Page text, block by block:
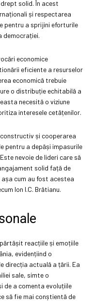
solid. În acest
și respectarea
pentru a sprijini eforturile
democrației.
economice
eficiente a resurselor
economică trebuie
o distribuție echitabilă a
necesită o viziune
interesele cetățenilor.
și cooperarea
pentru a depăși impasurile
nevoie de lideri care să
solid față de
cum au fost acestea
Ion I.C. Brătianu.
reacțiile și emoțiile
evidențiind o
direcția actuală a țării. Ea
sale, simte o
de a comenta evoluțiile
să fie mai conștientă de